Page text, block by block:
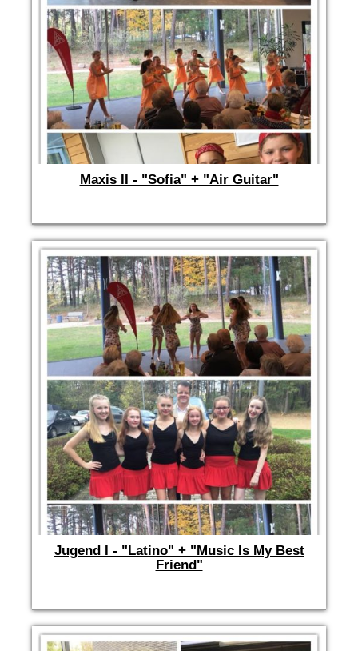
Maxis II - "Sofia" + "Air Guitar"
Jugend I - "Latino" + "Music Is My Best
Friend"